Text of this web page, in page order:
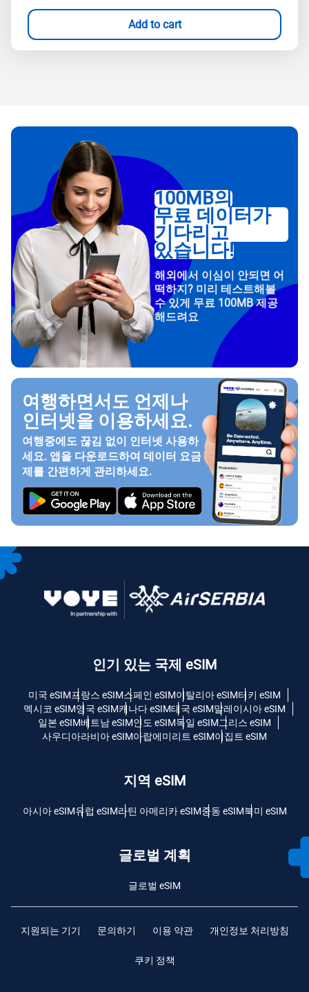
Add to cart
100MB의
무료 데이터가
기다리고
있습니다!
해외에서 이심이 안되면 어
떡하지? 미리 테스트해볼
수 있게 무료 100MB 제공
해드려요
여행하면서도 언제나
인터넷을 이용하세요.
여행중에도 끊김 없이 인터넷 사용하
세요. 앱을 다운로드하여 데이터 요금
제를 간편하게 관리하세요.
인기 있는 국제 eSIM
미국 eSIM프랑스 eSIM스페인 eSIM이탈리아 eSIM터키 eSIM
멕시코 eSIM영국 eSIM캐나다 eSIM태국 eSIM말레이시아 eSIM
일본 eSIM베트남 eSIM인도 eSIM독일 eSIM그리스 eSIM
사우디아라비아 eSIM아랍에미리트 eSIM이집트 eSIM
지역 eSIM
아시아 eSIM유럽 ​​eSIM라틴 아메리카 eSIM중동 eSIM북미 eSIM
글로벌 계획
글로벌 eSIM
지원되는 기기 문의하기 이용 약관 개인정보 처리방침
쿠키 정책